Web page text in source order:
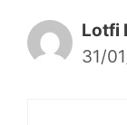
Lotfi
31/